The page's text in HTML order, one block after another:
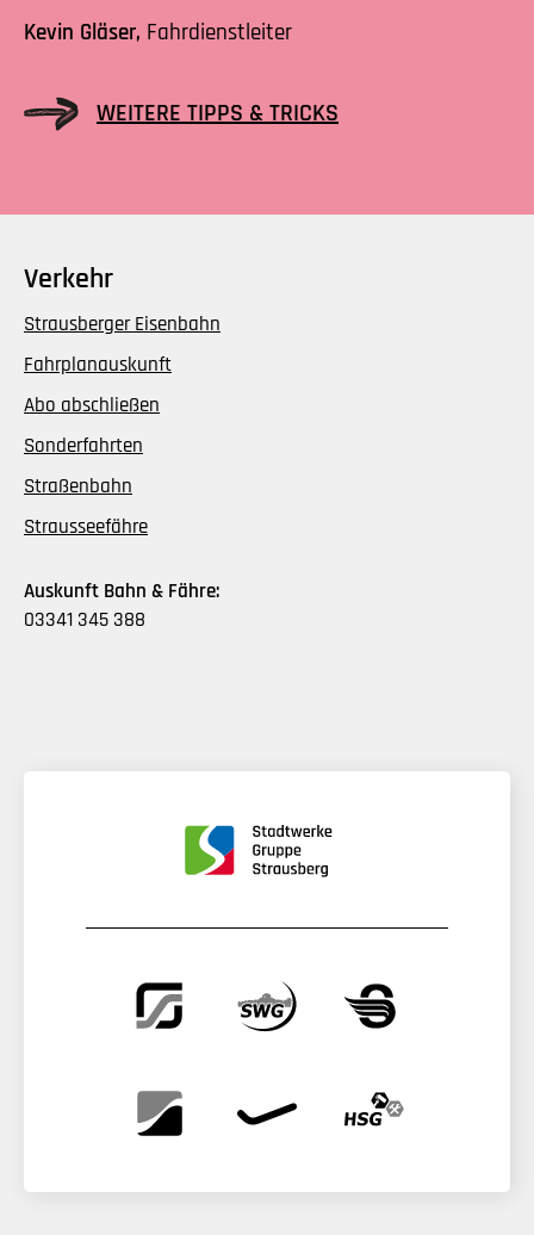
Kevin Gläser, Fahrdienstleiter
WEITERE TIPPS & TRICKS
Verkehr
Strausberger Eisenbahn
Fahrplanauskunft
Abo abschließen
Sonderfahrten
Straßenbahn
Strausseefähre
Auskunft Bahn & Fähre:
03341 345 388